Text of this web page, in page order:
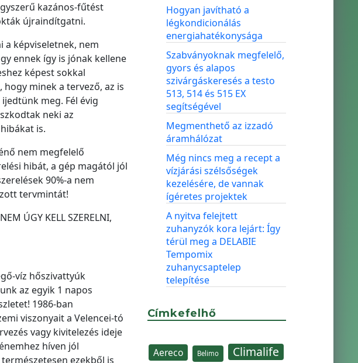
kazános-fűtést
újraindítgatni.
képviseletnek, nem
ennek így is jónak kellene
képest sokkal
minek a tervező, az is
meg. Fél évig
neki az
is.
nem megfelelő
hibát, a gép magától jól
90%-a nem
tervmintát!
ÚGY KELL SZERELNI,
víz hőszivattyúk
az egyik 1 napos
1986-ban
viszonyait a Velencei-tó
vagy kivitelezés ideje
híven jól
ezekből is
Hogyan javítható a
légkondicionálás
energiahatékonysága
Szabványoknak megfelelő,
gyors és alapos
szivárgáskeresés a testo
513, 514 és 515 EX
segítségével
Megmenthető az izzadó
áramhálózat
Még nincs meg a recept a
vízjárási szélsőségek
kezelésére, de vannak
ígéretes projektek
A nyitva felejtett
zuhanyzók kora lejárt: Így
térül meg a DELABIE
Tempomix
zuhanycsaptelep
telepítése
Címkefelhő
Aereco Belimo
Climalife